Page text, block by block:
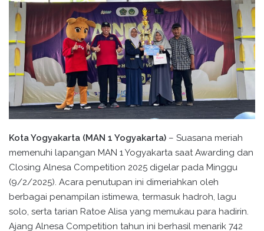
Kota Yogyakarta (MAN 1 Yogyakarta) – Suasana meriah
memenuhi lapangan MAN 1 Yogyakarta saat Awarding dan
Closing Alnesa Competition 2025 digelar pada Minggu
(9/2/2025). Acara penutupan ini dimeriahkan oleh
berbagai penampilan istimewa, termasuk hadroh, lagu
solo, serta tarian Ratoe Alisa yang memukau para hadirin.
Ajang Alnesa Competition tahun ini berhasil menarik 742